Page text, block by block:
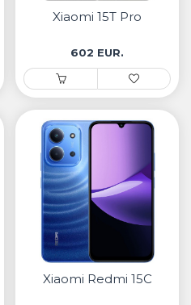
Xiaomi 15T Pro
602 EUR.
Xiaomi Redmi 15C